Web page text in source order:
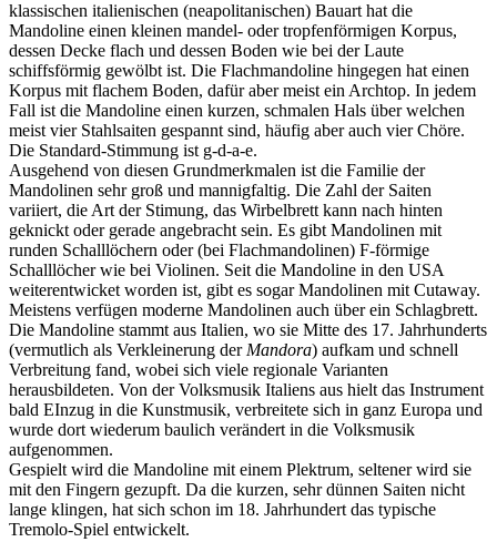
klassischen italienischen (neapolitanischen) Bauart hat die
Mandoline einen kleinen mandel- oder tropfenförmigen Korpus,
dessen Decke flach und dessen Boden wie bei der Laute
schiffsförmig gewölbt ist. Die Flachmandoline hingegen hat einen
Korpus mit flachem Boden, dafür aber meist ein Archtop. In jedem
Fall ist die Mandoline einen kurzen, schmalen Hals über welchen
meist vier Stahlsaiten gespannt sind, häufig aber auch vier Chöre.
Die Standard-Stimmung ist g-d-a-e.
Ausgehend von diesen Grundmerkmalen ist die Familie der
Mandolinen sehr groß und mannigfaltig. Die Zahl der Saiten
variiert, die Art der Stimung, das Wirbelbrett kann nach hinten
geknickt oder gerade angebracht sein. Es gibt Mandolinen mit
runden Schalllöchern oder (bei Flachmandolinen) F-förmige
Schalllöcher wie bei Violinen. Seit die Mandoline in den USA
weiterentwicket worden ist, gibt es sogar Mandolinen mit Cutaway.
Meistens verfügen moderne Mandolinen auch über ein Schlagbrett.
Die Mandoline stammt aus Italien, wo sie Mitte des 17. Jahrhunderts
(vermutlich als Verkleinerung der Mandora) aufkam und schnell
Verbreitung fand, wobei sich viele regionale Varianten
herausbildeten. Von der Volksmusik Italiens aus hielt das Instrument
bald EInzug in die Kunstmusik, verbreitete sich in ganz Europa und
wurde dort wiederum baulich verändert in die Volksmusik
aufgenommen.
Gespielt wird die Mandoline mit einem Plektrum, seltener wird sie
mit den Fingern gezupft. Da die kurzen, sehr dünnen Saiten nicht
lange klingen, hat sich schon im 18. Jahrhundert das typische
Tremolo-Spiel entwickelt.